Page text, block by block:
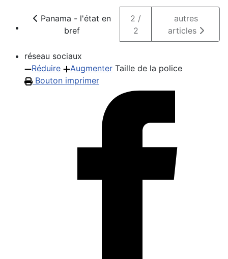
Panama - l'état en
bref
2 /
2
autres
articles
réseau sociaux
Réduire
Augmenter Taille de la police
Bouton imprimer